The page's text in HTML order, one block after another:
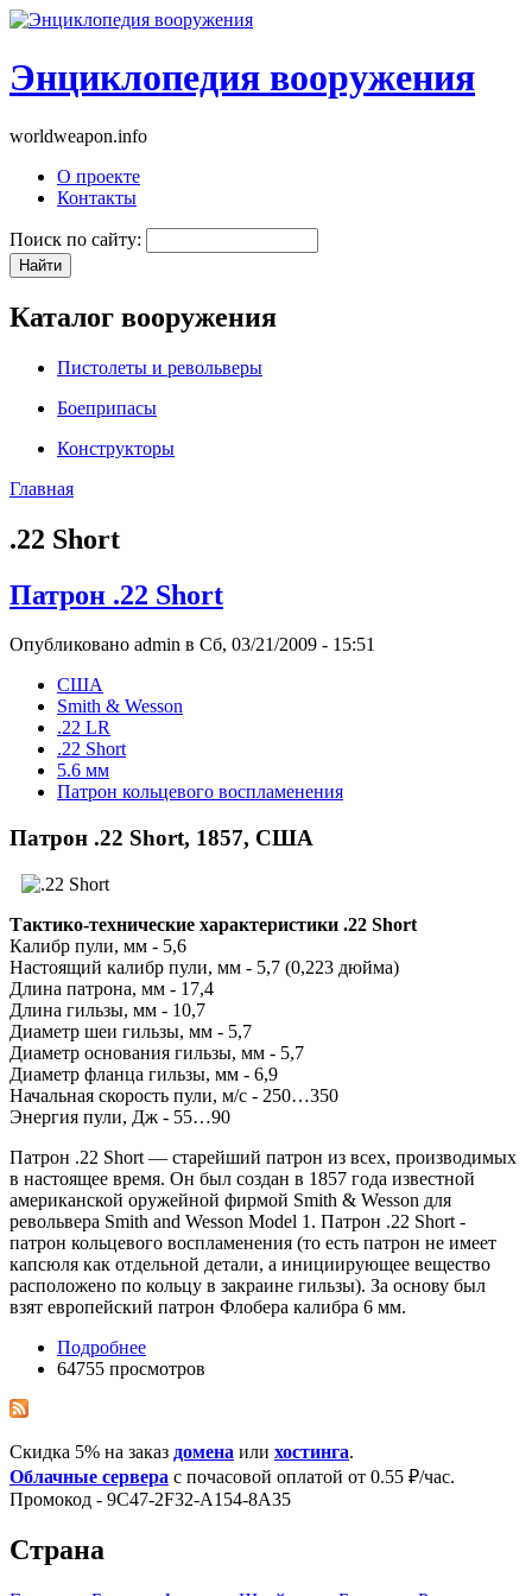
Энциклопедия вооружения
worldweapon.info
О проекте
Контакты
Поиск по сайту:
Каталог вооружения
Пистолеты и револьверы
Боеприпасы
Конструкторы
Главная
.22 Short
Патрон .22 Short
Опубликовано admin в Сб, 03/21/2009 - 15:51
США
Smith & Wesson
.22 LR
.22 Short
5.6 мм
Патрон кольцевого воспламенения
Патрон .22 Short, 1857, США
Тактико-технические характеристики .22 Short
Калибр пули, мм - 5,6
Настоящий калибр пули, мм - 5,7 (0,223 дюйма)
Длина патрона, мм - 17,4
Длина гильзы, мм - 10,7
Диаметр шеи гильзы, мм - 5,7
Диаметр основания гильзы, мм - 5,7
Диаметр фланца гильзы, мм - 6,9
Начальная скорость пули, м/с - 250…350
Энергия пули, Дж - 55…90
Патрон .22 Short — старейший патрон из всех, производимых
в настоящее время. Он был создан в 1857 года известной
американской оружейной фирмой Smith & Wesson для
револьвера Smith and Wesson Model 1. Патрон .22 Short -
патрон кольцевого воспламенения (то есть патрон не имеет
капсюля как отдельной детали, а инициирующее вещество
расположено по кольцу в закраине гильзы). За основу был
взят европейский патрон Флобера калибра 6 мм.
Подробнее
64755 просмотров
Скидка 5% на заказ домена или хостинга.
Облачные сервера с почасовой оплатой от 0.55 ₽/час.
Промокод - 9C47-2F32-A154-8A35
Страна